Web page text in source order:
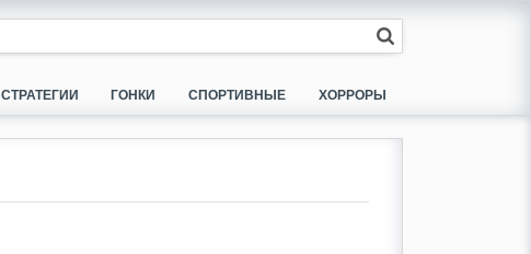
СТРАТЕГИИ ГОНКИ СПОРТИВНЫЕ ХОРРОРЫ